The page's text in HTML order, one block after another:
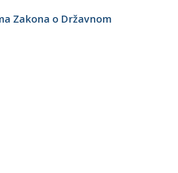
Zakona o Državnom